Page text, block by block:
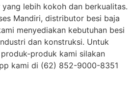
lebih kokoh dan berkualitas.
Mandiri, distributor besi baja
menyediakan kebutuhan besi
dan konstruksi. Untuk
produk kami silakan
kami di (62) 852-9000-8351